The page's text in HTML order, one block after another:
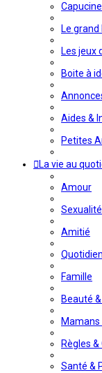
Le
Les jeux
Boite à
Aides &
Petites
La vie au
Amour
Sexualité
Amitié
Quotidien
Famille
Beauté
Règles
Santé &